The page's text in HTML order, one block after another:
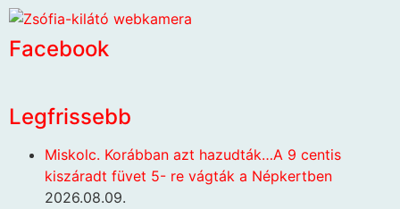
Facebook
Legfrissebb
Miskolc. Korábban azt hazudták…A 9 centis
kiszáradt füvet 5- re vágták a Népkertben
2026.08.09.